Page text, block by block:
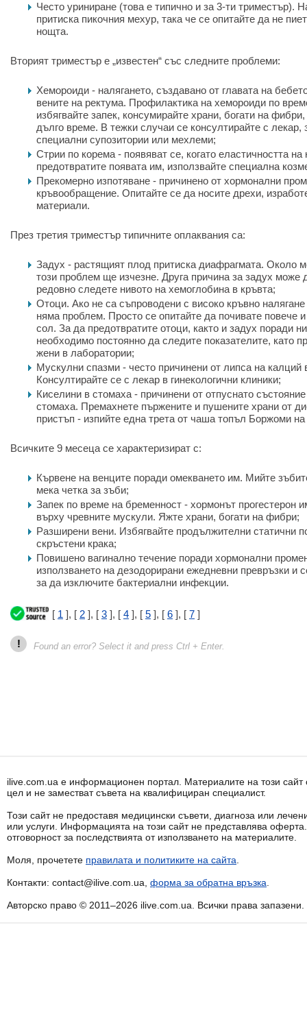
Често уриниране (това е типично и за 3-ти триместър).
притиска пикочния мехур, така че се опитайте да не
нощта.
Вторият триместър е „известен“ със следните проблеми:
Хемороиди - налягането, създавано от главата на
вените на ректума. Профилактика на хемороиди по
избягвайте запек, консумирайте храни, богати на
дълго време. В тежки случаи се консултирайте с
специални супозитории или мехлеми;
Стрии по корема - появяват се, когато еластичността
предотвратите появата им, използвайте специална
Прекомерно изпотяване - причинено от хормонални
кръвообращение. Опитайте се да носите дрехи,
материали.
През третия триместър типичните оплаквания са:
Задух - растящият плод притиска диафрагмата. Около
този проблем ще изчезне. Друга причина за задух може
редовно следете нивото на хемоглобина в кръвта;
Отоци. Ако не са съпроводени с високо кръвно
няма проблем. Просто се опитайте да почивате повече
сол. За да предотвратите отоци, както и задух поради
необходимо постоянно да следите показателите, като
жени в лаборатории;
Мускулни спазми - често причинени от липса на калций
Консултирайте се с лекар в гинекологични клиники;
Киселини в стомаха - причинени от отпуснато
стомаха. Премахнете пържените и пушените храни от
пристъп - изпийте една трета от чаша топъл Боржоми на
Всичките 9 месеца се характеризират с:
Кървене на венците поради омекването им. Мийте
мека четка за зъби;
Запек по време на бременност - хормонът прогестерон
върху чревните мускули. Яжте храни, богати на фибри;
Разширени вени. Избягвайте продължителни статични
скръстени крака;
Повишено вагинално течение поради хормонални
използването на дезодорирани ежедневни превръзки и
за да изключите бактериални инфекции.
[ 1 ], [ 2 ], [ 3 ], [ 4 ], [ 5 ], [ 6 ], [ 7 ]
! Found an error? Select it and press Ctrl + Enter.
ilive.com.ua е информационен портал. Материалите на този
цел и не заместват съвета на квалифициран специалист.
Този сайт не предоставя медицински съвети, диагноза или
или услуги. Информацията на този сайт не представлява
отговорност за последствията от използването на материалите.
Моля, прочетете правилата и политиките на сайта
Контакти: contact@ilive.com.ua, форма за обратна връзка
Авторско право © 2011–2026 ilive.com.ua. Всички права запазени.